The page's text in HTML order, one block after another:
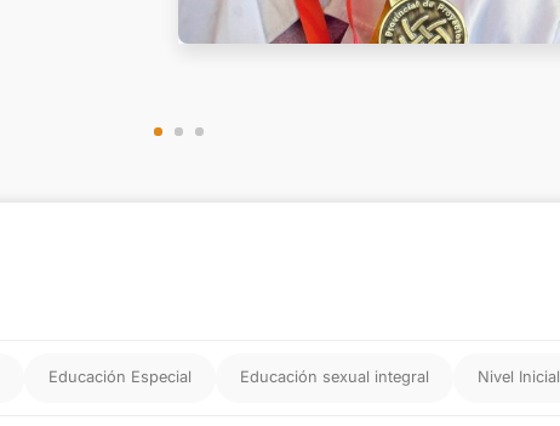
Educación Especial Educación sexual integral Nivel Inicial